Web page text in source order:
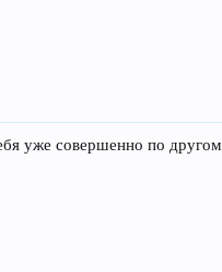
уже совершенно по